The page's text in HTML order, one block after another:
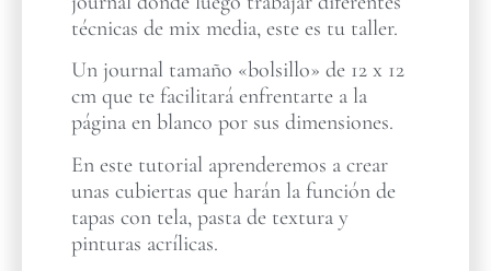
técnicas de mix media, este es tu taller.
Un journal tamaño «bolsillo» de 12 x 12
cm que te facilitará enfrentarte a la
página en blanco por sus dimensiones.
En este tutorial aprenderemos a crear
unas cubiertas que harán la función de
tapas con tela, pasta de textura y
pinturas acrílicas.